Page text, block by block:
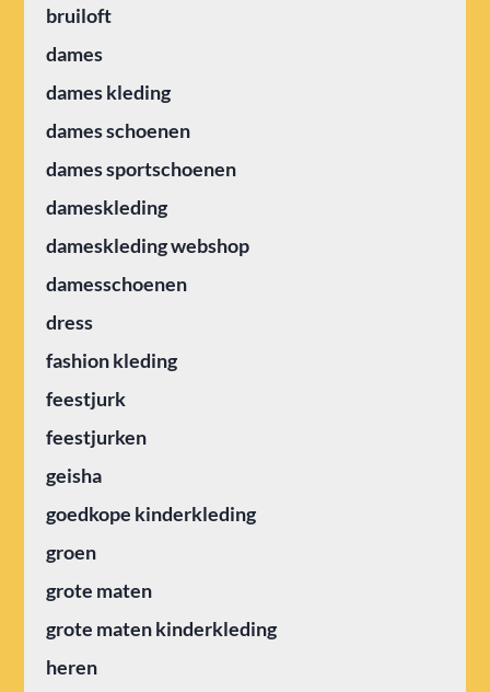
bruiloft
dames
dames kleding
dames schoenen
dames sportschoenen
dameskleding
dameskleding webshop
damesschoenen
dress
fashion kleding
feestjurk
feestjurken
geisha
goedkope kinderkleding
groen
grote maten
grote maten kinderkleding
heren